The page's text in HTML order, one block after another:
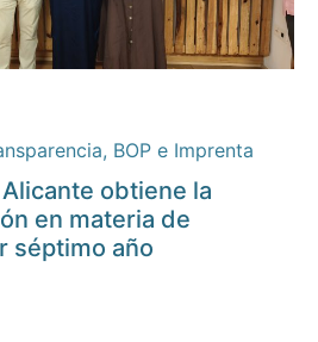
BOP e Imprenta
obtiene la
en materia de
séptimo año